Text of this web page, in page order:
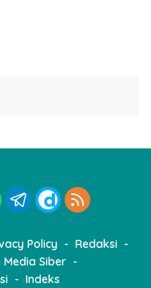
Policy
Redaksi
Siber
Indeks